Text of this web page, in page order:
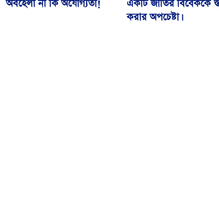
অবহেলা না কি অযোগ্যতা!
একটি জাতির বিবেককে
করার অপচেষ্টা।